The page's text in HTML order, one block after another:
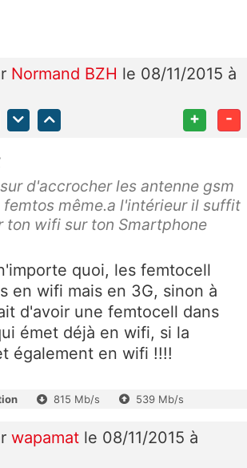
Normand BZH le 08/11/2015 à
+ -
d'accrocher les antenne gsm
femtos même.a l'intérieur il suffit
ton wifi sur ton Smartphone
quoi, les femtocell
en wifi mais en 3G, sinon à
d'avoir une femtocell dans
émet déjà en wifi, si la
également en wifi !!!!
815 Mb/s 539 Mb/s
wapamat le 08/11/2015 à